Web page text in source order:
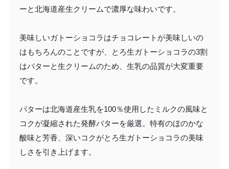
ーと北海道産生クリームで濃厚な味わいです。
美味しいガトーショコラはチョコレートが美味しいの
はもちろんのことですが、とろ生ガトーショコラの3割
はバターと生クリームのため、生乳の品質が大変重要
です。
バターは北海道産生乳を100％使用したミルクの風味と
コクが凝縮された発酵バターを厳選。特有のほのかな
酸味と芳香、深いコクがとろ生ガトーショコラの美味
しさを引き上げます。 ​